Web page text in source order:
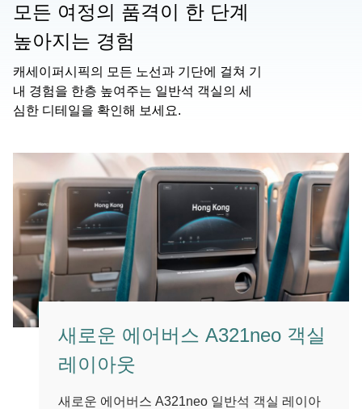
모든 여정의 품격이 한 단계
높아지는 경험
캐세이퍼시픽의 모든 노선과 기단에 걸쳐 기
내 경험을 한층 높여주는 일반석 객실의 세
심한 디테일을 확인해 보세요.
새로운 에어버스 A321neo 객실
레이아웃
새로운 에어버스 A321neo 일반석 객실 레이아